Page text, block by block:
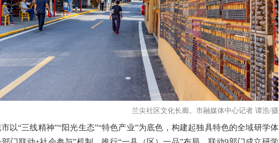
兰尖社区文化长廊。市融媒体中心记者 谭浩/摄
以“三线精神”“阳光生态”“特色产业”为底色，构建起独具特色的全域研学体